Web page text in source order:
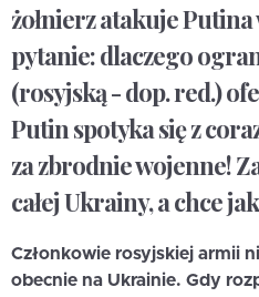
żołnierz atakuje
pytanie: dlaczego
(rosyjską - dop. red.)
Putin spotyka się z
za zbrodnie wojenne!
całej Ukrainy, a chce
Członkowie rosyjskiej armii
obecnie na Ukrainie. Gdy